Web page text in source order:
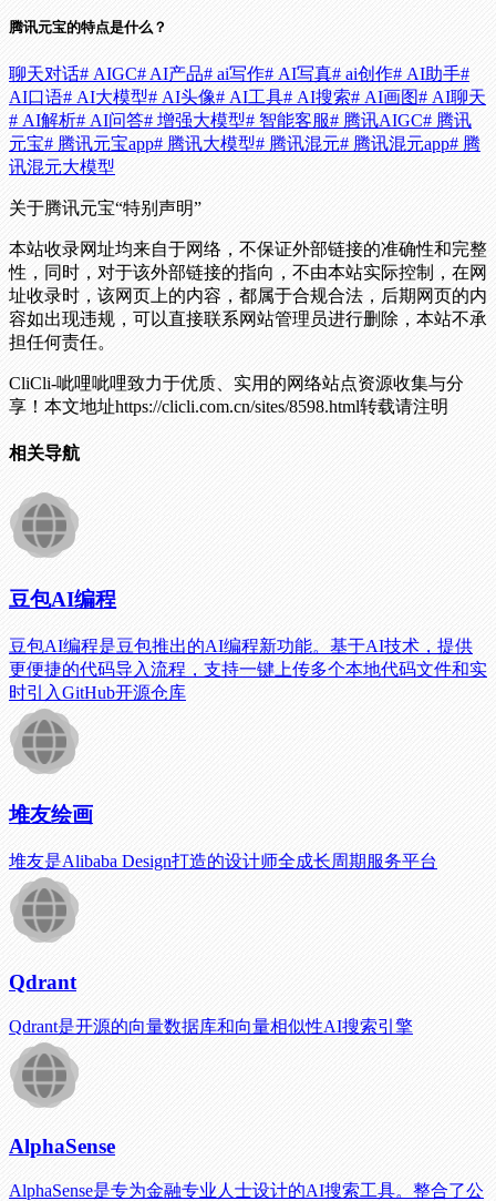
腾讯元宝的特点是什么？
聊天对话# AIGC# AI产品# ai写作# AI写真# ai创作# AI助手#
AI口语# AI大模型# AI头像# AI工具# AI搜索# AI画图# AI聊天
# AI解析# AI问答# 增强大模型# 智能客服# 腾讯AIGC# 腾讯
元宝# 腾讯元宝app# 腾讯大模型# 腾讯混元# 腾讯混元app# 腾
讯混元大模型
关于腾讯元宝“特别声明”
本站收录网址均来自于网络，不保证外部链接的准确性和完整
性，同时，对于该外部链接的指向，不由本站实际控制，在网
址收录时，该网页上的内容，都属于合规合法，后期网页的内
容如出现违规，可以直接联系网站管理员进行删除，本站不承
担任何责任。
CliCli-呲哩呲哩致力于优质、实用的网络站点资源收集与分
享！ 本文地址https://clicli.com.cn/sites/8598.html转载请注明
相关导航
豆包AI编程
豆包AI编程是豆包推出的AI编程新功能。基于AI技术，提供
更便捷的代码导入流程，支持一键上传多个本地代码文件和实
时引入GitHub开源仓库
堆友绘画
堆友是Alibaba Design打造的设计师全成长周期服务平台
Qdrant
Qdrant是开源的向量数据库和向量相似性AI搜索引擎
AlphaSense
AlphaSense是专为金融专业人士设计的AI搜索工具。整合了公